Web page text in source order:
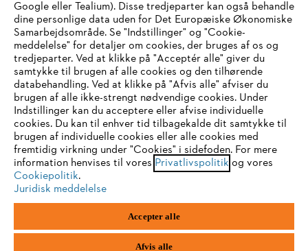
Service
Generelle vilkår og betingelser Privatlivspolitik
Juridisk meddelelse Cookies
Juridisk information
STIHL
1st floor
IHR BROWSER WIRD NICHT
UNTERSTÜTZT
Sie nutzen einen Browser, den wir noch nicht unterstützen. Für
eine optimale Nutzung unserer Seite empfehlen wir Ihnen, zu
einem der folgenden Browser zu wechseln:
Firefox Chrome
Google eller Tealium). Disse tredjeparter kan også behandle
dine personlige data uden for Det Europæiske Økonomiske
Samarbejdsområde. Se "Indstillinger" og "Cookie-
meddelelse" for detaljer om cookies, der bruges af os og
tredjeparter. Ved at klikke på "Acceptér alle" giver du
samtykke til brugen af alle cookies og den tilhørende
databehandling. Ved at klikke på "Afvis alle" afviser du
brugen af alle ikke-strengt nødvendige cookies. Under
Indstillinger kan du acceptere eller afvise individuelle
cookies. Du kan til enhver tid tilbagekalde dit samtykke til
brugen af individuelle cookies eller alle cookies med
fremtidig virkning under "Cookies" i sidefoden. For mere
information henvises til vores Privatlivspolitik og vores
Cookiepolitik.
Juridisk meddelelse
Accepter alle
Afvis alle